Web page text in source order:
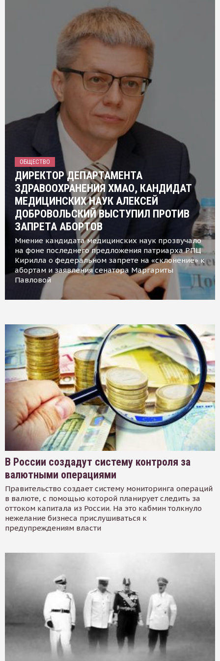
ОБЩЕСТВО
ДИРЕКТОР ДЕПАРТАМЕНТА
ЗДРАВООХРАНЕНИЯ ХМАО, КАНДИДАТ
МЕДИЦИНСКИХ НАУК АЛЕКСЕЙ
ДОБРОВОЛЬСКИЙ ВЫСТУПИЛ ПРОТИВ
ЗАПРЕТА АБОРТОВ
Мнение кандидата медицинских наук прозвучало
на фоне последнего предложения патриарха РПЦ
Кирилла о федеральном запрете на «склонение» к
абортам и заявления сенатора Маргариты
Павловой
В России создадут систему контроля за
валютными операциями
Правительство создает систему мониторинга операций
в валюте, с помощью которой планирует следить за
оттоком капитала из России. На это кабмин толкнуло
нежелание бизнеса прислушиваться к
предупреждениям власти